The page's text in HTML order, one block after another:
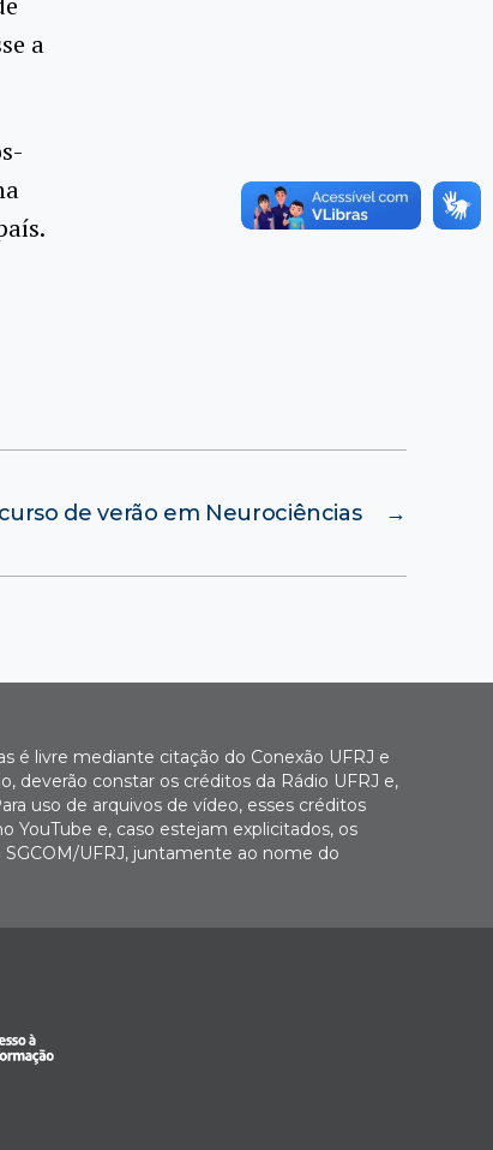
a
→
de verão em Neurociências
é livre mediante citação do Conexão UFRJ e
deverão constar os créditos da Rádio UFRJ e,
uso de arquivos de vídeo, esses créditos
YouTube e, caso estejam explicitados, os
UFRJ, juntamente ao nome do